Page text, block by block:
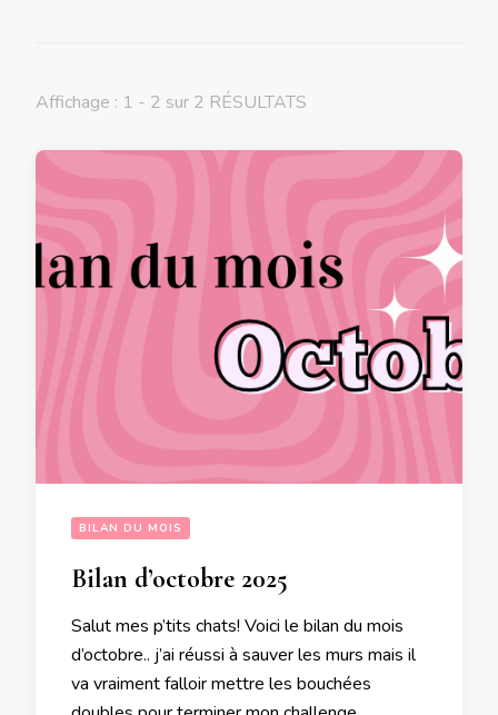
Affichage : 1 - 2 sur 2 RÉSULTATS
BILAN DU MOIS
Bilan d’octobre 2025
Salut mes p’tits chats! Voici le bilan du mois
d’octobre.. j’ai réussi à sauver les murs mais il
va vraiment falloir mettre les bouchées